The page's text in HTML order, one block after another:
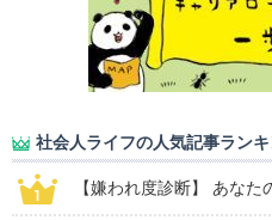
社会人ライフの人気記事ラン
【嫌われ度診断】 あな